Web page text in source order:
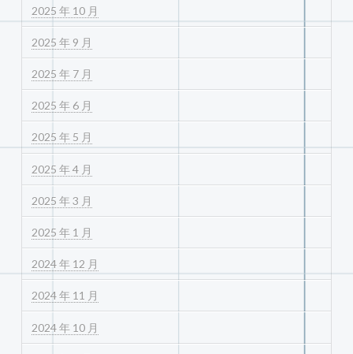
2025 年 10 月
2025 年 9 月
2025 年 7 月
2025 年 6 月
2025 年 5 月
2025 年 4 月
2025 年 3 月
2025 年 1 月
2024 年 12 月
2024 年 11 月
2024 年 10 月